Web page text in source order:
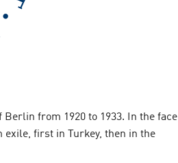
from 1920 to 1933. In the face
exile, first in Turkey, then in the